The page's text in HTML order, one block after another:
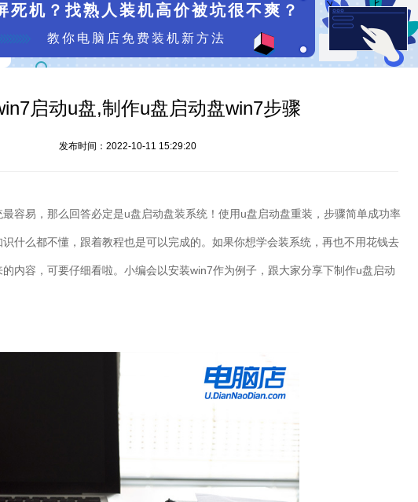
死机？找熟人装机高价被坑很不爽？
教你电脑店免费装机新方法
启动u盘,制作u盘启动盘win7步骤
发布时间：2022-10-11 15:29:20
容易，那么回答必定是u盘启动盘装系统！使用u盘启动盘重装，步骤简单成功率
什么都不懂，跟着教程也是可以完成的。如果你想学会装系统，再也不用花钱去
内容，可要仔细看啦。小编会以安装win7作为例子，跟大家分享下制作u盘启动